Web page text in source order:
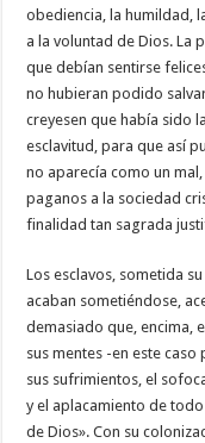
obediencia, la humildad,
a la voluntad de Dios. La
que debían sentirse
no hubieran podido
creyesen que había sido
esclavitud, para que así
no aparecía como un
paganos a la sociedad
finalidad tan sagrada
Los esclavos, sometida
acaban sometiéndose,
demasiado que, encima,
sus mentes -en este
sus sufrimientos, el
y el aplacamiento de
de Dios». Con su